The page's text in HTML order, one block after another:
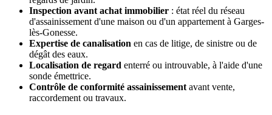
Inspection avant achat immobilier : état réel du réseau
d'assainissement d'une maison ou d'un appartement à Garges-
lès-Gonesse.
Expertise de canalisation en cas de litige, de sinistre ou de
dégât des eaux.
Localisation de regard enterré ou introuvable, à l'aide d'une
sonde émettrice.
Contrôle de conformité assainissement avant vente,
raccordement ou travaux.